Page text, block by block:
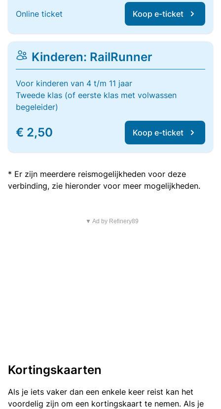
Online ticket Koop e-ticket
Kinderen: RailRunner
Voor kinderen van 4 t/m 11 jaar
Tweede klas (of eerste klas met volwassen
begeleider)
€ 2,50 Koop e-ticket
* Er zijn meerdere reismogelijkheden voor deze
verbinding, zie hieronder voor meer mogelijkheden.
▼ Ad by Refinery89
Kortingskaarten
Als je iets vaker dan een enkele keer reist kan het
voordelig zijn om een kortingskaart te nemen. Als je